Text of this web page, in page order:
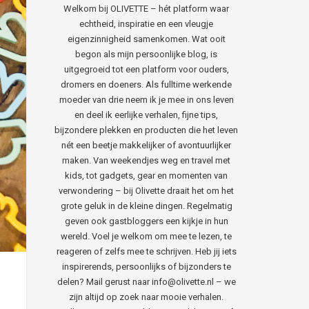
Welkom bij OLIVETTE – hét platform waar
echtheid, inspiratie en een vleugje
eigenzinnigheid samenkomen. Wat ooit
begon als mijn persoonlijke blog, is
uitgegroeid tot een platform voor ouders,
dromers en doeners. Als fulltime werkende
moeder van drie neem ik je mee in ons leven
en deel ik eerlijke verhalen, fijne tips,
bijzondere plekken en producten die het leven
nét een beetje makkelijker of avontuurlijker
maken. Van weekendjes weg en travel met
kids, tot gadgets, gear en momenten van
verwondering – bij Olivette draait het om het
grote geluk in de kleine dingen. Regelmatig
geven ook gastbloggers een kijkje in hun
wereld. Voel je welkom om mee te lezen, te
reageren of zelfs mee te schrijven. Heb jij iets
inspirerends, persoonlijks of bijzonders te
delen? Mail gerust naar info@olivette.nl – we
zijn altijd op zoek naar mooie verhalen.